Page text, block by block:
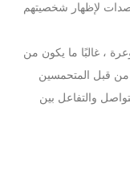
لإظهار شخصيتهم
، غالبًا ما يكون من
من قبل المتحمسين
والتفاعل بين